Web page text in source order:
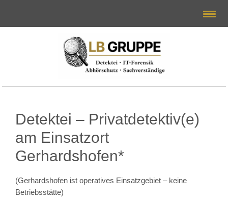
Detektei – Privatdetektiv(e)
am Einsatzort
Gerhardshofen*
(Gerhardshofen ist operatives Einsatzgebiet – keine
Betriebsstätte)